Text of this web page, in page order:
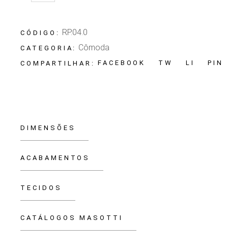
CÓDIGO: RP.04.0
CATEGORIA: Cômoda
COMPARTILHAR: FACEBOOK TW LI PIN
DIMENSÕES
ACABAMENTOS
TECIDOS
CATÁLOGOS MASOTTI